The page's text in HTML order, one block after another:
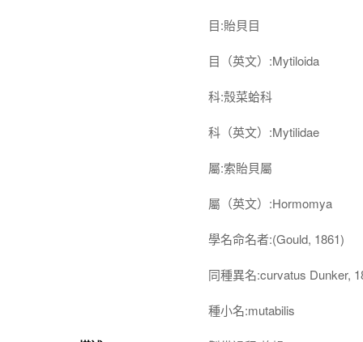
目:貽貝目
目（英文）:Mytiloida
科:殼菜蛤科
科（英文）:Mytilidae
屬:索貽貝屬
屬（英文）:Hormomya
學名命名者:(Gould, 1861)
同種異名:curvatus Dunker,
種小名:mutabilis